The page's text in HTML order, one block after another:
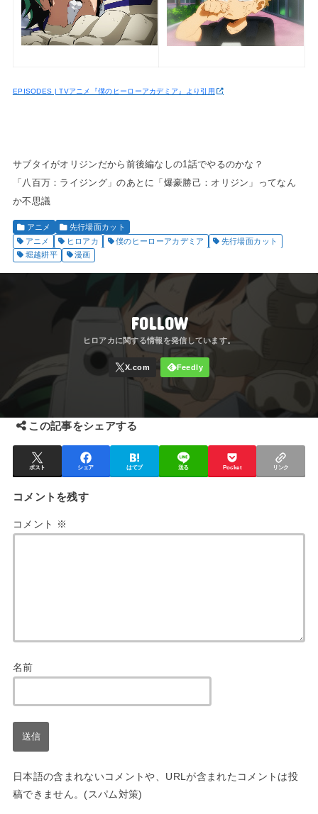
EPISODES | TVアニメ『僕のヒーローアカデミア』より引用
サブタイがオリジンだから前後編なしの1話でやるのかな？
「八百万：ライジング」のあとに「爆豪勝己：オリジン」ってなん
か不思議
アニメ
先行場面カット
アニメ
ヒロアカ 僕のヒーローアカデミア
先行場面カット
堀越耕平
漫画
FOLLOW
この記事をシェアする
ポスト シェア はてブ 送る Pocket リンク
コメントを残す
コメント ※
名前
日本語の含まれないコメントや、URLが含まれたコメントは投
稿できません。(スパム対策)